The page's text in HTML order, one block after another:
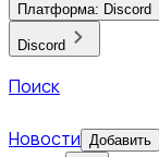
Платформа: Discord
Discord
Поиск
Новости Добавить